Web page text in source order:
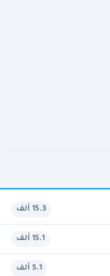
15.3 ألف
15.1 ألف
5.1 ألف